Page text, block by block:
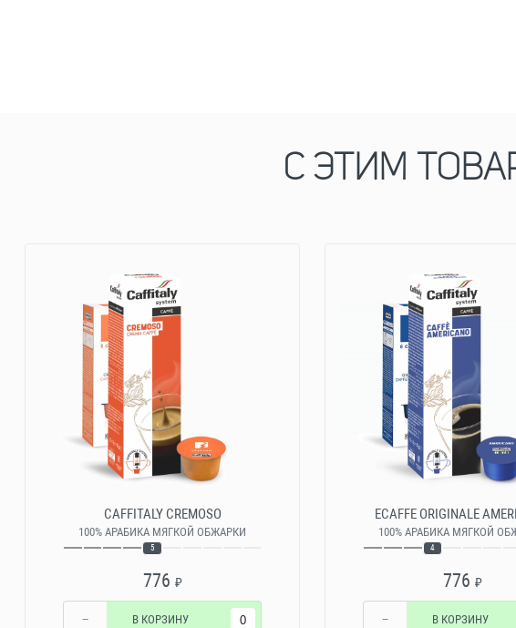
С ЭТИМ
CAFFITALY CREMOSO
100% АРАБИКА МЯГКОЙ ОБЖАРКИ
5
776 ₽
− В КОРЗИНУ
ECAFFE ORIGINALE
100% АРАБИКА МЯГКОЙ
4
776 ₽
− В КОРЗИНУ